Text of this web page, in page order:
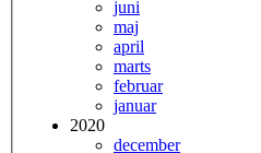
juni
maj
april
marts
februar
januar
2020
december